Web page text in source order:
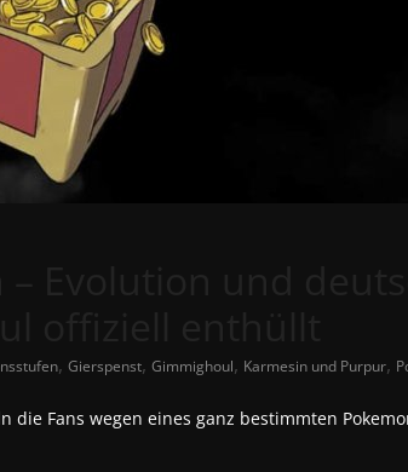
, Gierspenst, Gimmighoul, Karmesin und Purpur,
die Fans wegen eines ganz bestimmten